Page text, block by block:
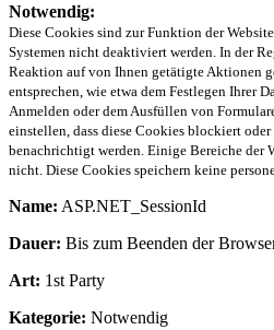
Notwendig:
Diese Cookies sind zur Funktion der
Systemen nicht deaktiviert werden. In der
Reaktion auf von Ihnen getätigte Aktionen
entsprechen, wie etwa dem Festlegen Ihrer
Anmelden oder dem Ausfüllen von
einstellen, dass diese Cookies blockiert
benachrichtigt werden. Einige Bereiche der
nicht. Diese Cookies speichern keine
Name: ASP.NET_SessionId
Dauer: Bis zum Beenden der
Art: 1st Party
Kategorie: Notwendig